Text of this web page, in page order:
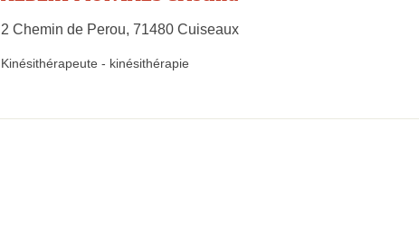
2 Chemin de Perou, 71480 Cuiseaux
Kinésithérapeute - kinésithérapie